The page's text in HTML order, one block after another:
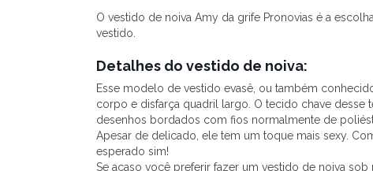
O vestido de noiva Amy da grife Pronovias é a
vestido.
Detalhes do vestido de noiva:
Esse modelo de vestido evasê, ou também
corpo e disfarça quadril largo. O tecido chave
desenhos bordados com fios normalmente de
Apesar de delicado, ele tem um toque mais sexy.
esperado sim!
Se acaso você preferir fazer um vestido de noiva